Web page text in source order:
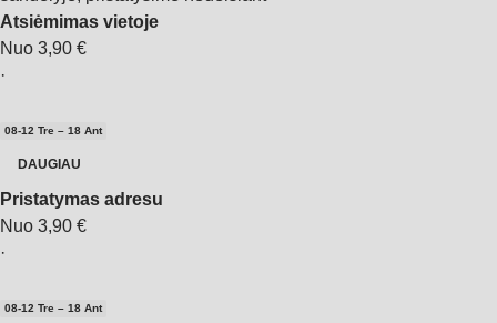
Atsiėmimas vietoje
Nuo 3,90 €
·
08‑12 Tre – 18 Ant
DAUGIAU
Pristatymas adresu
Nuo 3,90 €
·
08‑12 Tre – 18 Ant